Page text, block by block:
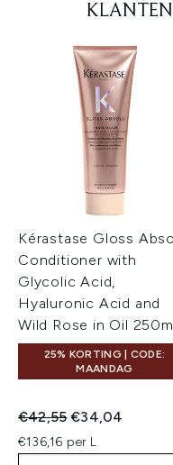
Kérastase Gloss
Conditioner with
Glycolic Acid,
Hyaluronic Acid and
Wild Rose in Oil
25% KORTING | CODE:
MAANDAG
Recommended Retail
€42,55Huidige prijs:
€34,04
€136,16 per L